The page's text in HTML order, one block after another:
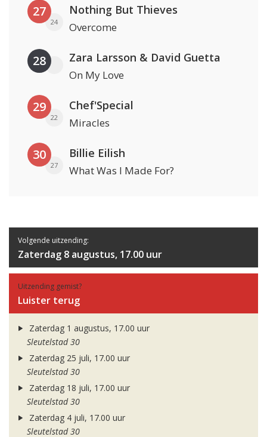
27
24
Nothing But Thieves
Overcome
28 Zara Larsson & David Guetta
On My Love
29
22
Chef'Special
Miracles
30
27
Billie Eilish
What Was I Made For?
Volgende uitzending:
Zaterdag 8 augustus, 17.00 uur
Uitzending gemist?
Luister terug
Zaterdag 1 augustus, 17.00 uur
Sleutelstad 30
Zaterdag 25 juli, 17.00 uur
Sleutelstad 30
Zaterdag 18 juli, 17.00 uur
Sleutelstad 30
Zaterdag 4 juli, 17.00 uur
Sleutelstad 30